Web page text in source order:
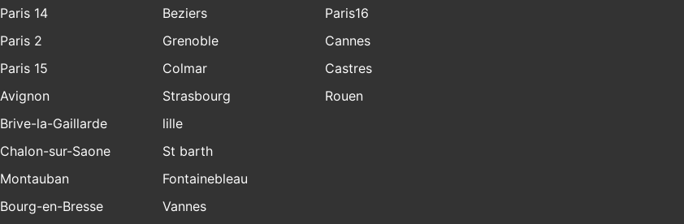
Paris 14
Paris 2
Paris 15
Avignon
Beziers
Grenoble
Colmar
Strasbourg
Paris16
Cannes
Castres
Rouen
Brive-la-Gaillarde
Chalon-sur-Saone
Montauban
Bourg-en-Bresse
lille
St barth
Fontainebleau
Vannes